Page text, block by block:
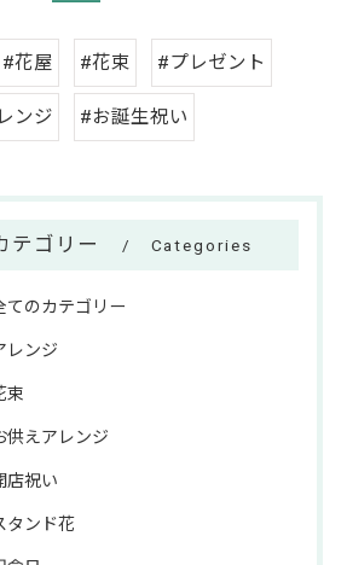
#花屋 #花束 #プレゼント
ンジ #お誕生祝い
テゴリー Categories
てのカテゴリー
レンジ
束
供えアレンジ
店祝い
タンド花